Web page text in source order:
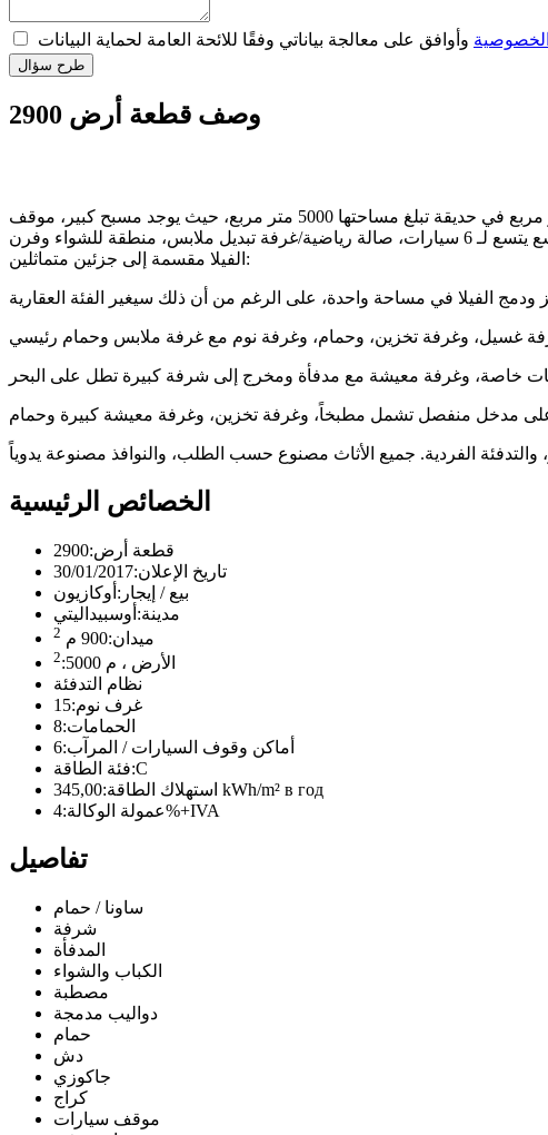
طرح سؤال
وصف قطعة أرض 2900
فيلا رائعة على الطراز الحديث محاطة بالخضرة. في هذا المكان الهادئ، يمكنك الاستمتاع بالعزلة التامة. تقع الفيلا بمساحة 900 متر مربع في حديقة تبلغ مساحتها 5000 متر مربع، حيث يوجد مسبح كبير، موقف
الفيلا مقسمة إلى جزئين متماثلين:
الخصائص الرئيسية
قطعة أرض:2900
تاريخ الإعلان:30/01/2017
بيع / إيجار: أوكازيون
مدينة: أوسبيداليتي
ميدان:900 م 2
الأرض ، م 2:5000
نظام التدفئة
غرف نوم:15
الحمامات:8
أماكن وقوف السيارات / المرآب:6
فئة الطاقة:C
استهلاك الطاقة: 345,00 kWh/m² в год
عمولة الوكالة:4%+IVA
تفاصيل
ساونا / حمام
شرفة
المدفأة
الكباب والشواء
مصطبة
دواليب مدمجة
حمام
دش
جاكوزي
كراج
موقف سيارات